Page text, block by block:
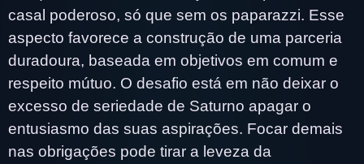
casal poderoso, só que sem os paparazzi. Esse
aspecto favorece a construção de uma parceria
duradoura, baseada em objetivos em comum e
respeito mútuo. O desafio está em não deixar o
excesso de seriedade de Saturno apagar o
entusiasmo das suas aspirações. Focar demais
nas obrigações pode tirar a leveza da